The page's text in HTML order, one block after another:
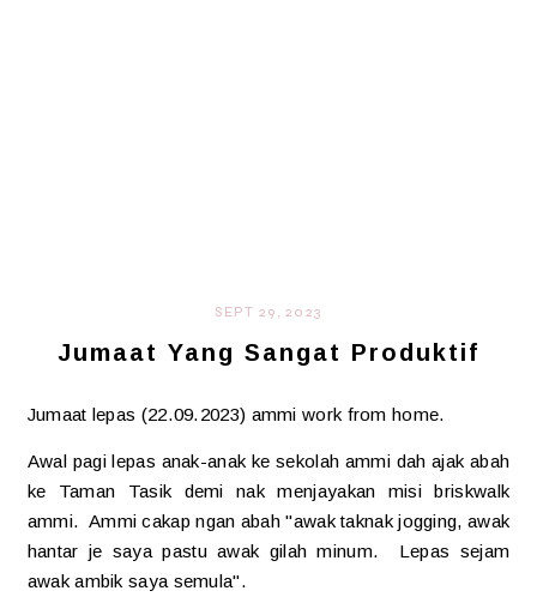
SEPT 29, 2023
Jumaat Yang Sangat Produktif
Jumaat lepas (22.09.2023) ammi work from home.
Awal pagi lepas anak-anak ke sekolah ammi dah ajak abah
ke Taman Tasik demi nak menjayakan misi briskwalk
ammi. Ammi cakap ngan abah "awak taknak jogging, awak
hantar je saya pastu awak gilah minum. Lepas sejam
awak ambik saya semula".